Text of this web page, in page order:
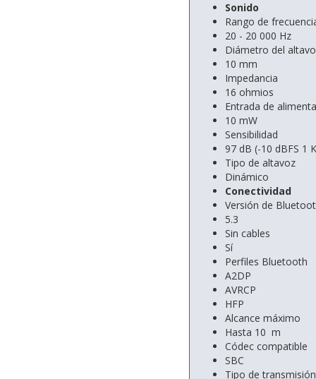
Sonido
Rango de
20 - 20 000 Hz
Diámetro del
10 mm
Impedancia
16 ohmios
Entrada de
10 mW
Sensibilidad
97 dB (-10 dBFS 1
Tipo de altavoz
Dinámico
Conectividad
Versión de
5.3
Sin cables
Sí
Perfiles Bluetooth
A2DP
AVRCP
HFP
Alcance máximo
Hasta 10 m
Códec compatible
SBC
Tipo de